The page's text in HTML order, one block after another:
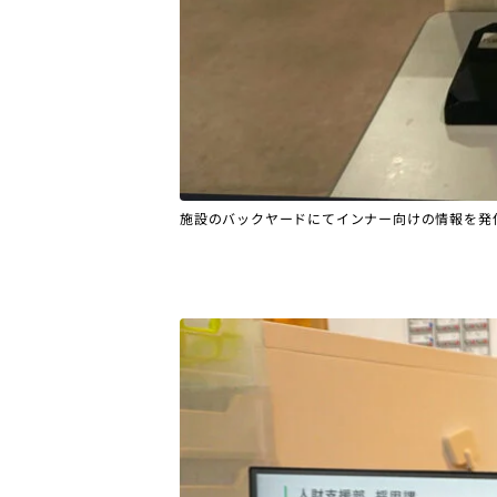
施設のバックヤードにてインナー向けの情報を発